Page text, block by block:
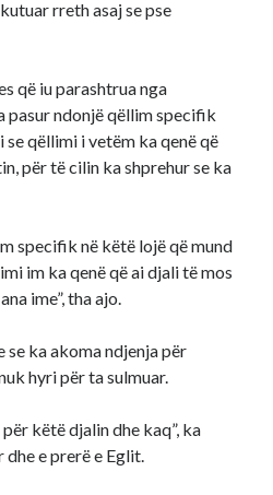
rreth asaj se pse
që iu parashtrua nga
pasur ndonjë qëllim specifik
qëllimi i vetëm ka qenë që
për të cilin ka shprehur se ka
specifik në këtë lojë që mund
im ka qenë që ai djali të mos
ime”, tha ajo.
se ka akoma ndjenja për
hyri për ta sulmuar.
këtë djalin dhe kaq”, ka
e prerë e Eglit.